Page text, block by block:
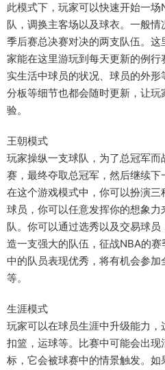
此模式下，玩家可以快速开始一
队，调换主客场以及球衣。一般
季后赛总决赛对决的两支队伍。
家能在这里游玩到每天更新的例
实生活中球员的状况、球员的外
分板等细节也都会随时更新，让
验。
王朝模式
玩家操纵一支球队，为了总冠军
赛，最终夺取总冠军，然后继续下
在这个游戏模式中，你可以扮演
球员，你可以任意发挥你的想象
队。你可以通过选秀以及交易球
造一支强大的队伍，征战NBA的
中的队员表现优秀，将有机会参
等。
生涯模式
玩家可以在球员生涯中升级能力，
扣篮，运球等。比赛中可能会出
标，它会被球赛中的情景触发。